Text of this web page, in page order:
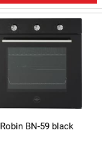
Robin BN-59 black